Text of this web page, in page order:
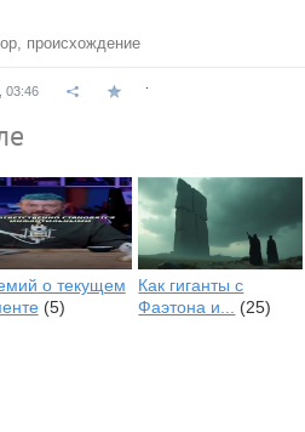
, происхождение
03:46
о текущем
(5)
Как гиганты с
Фаэтона и... (25)